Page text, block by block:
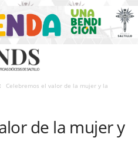
Celebremos el valor de la mujer y la
de la mujer y